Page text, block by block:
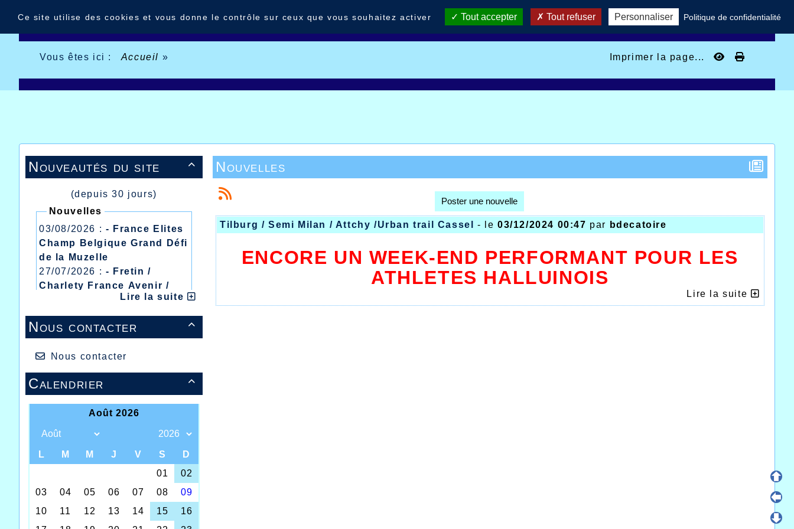
Vous êtes ici : Accueil » Imprimer la page...

Nouveautés du site
(depuis 30 jours)
Nouvelles
03/08/2026 : - France Elites
Champ Belgique Grand Défi
de la Muzelle
27/07/2026 : - Fretin /
Charlety France Avenir /
Heusden Zolder
20/07/2026 :- Courtrai /
Mont des Cats
Meeting Abeilles /
Régionaux /
Lire la suite

Nous contacter
Nous contacter

Calendrier
Nouvelles
Poster une nouvelle
Tilburg / Semi Milan / Attchy /Urban trail Cassel - le03/12/2024 00:47 par bdecatoire
ENCORE UN WEEK-END PERFORMANT POUR LES
ATHLETES HALLUINOIS
Lire la suite
Ce site utilise des cookies et vous donne le contrôle sur ceux que vous souhaitez activer Tout accepter Tout refuser Personnaliser Politique de confidentialité